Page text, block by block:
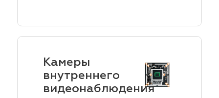
Камеры
внутреннего
видеонаблюдения